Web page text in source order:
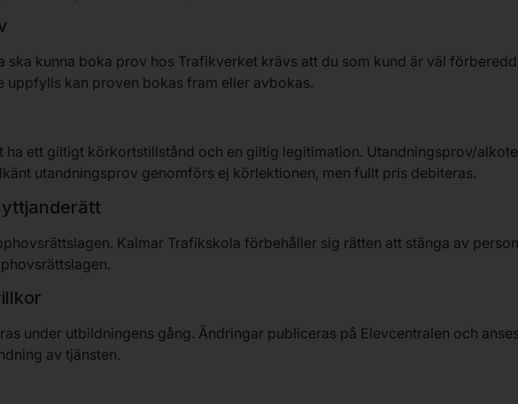
ska kunna boka prov hos Trafikverket krävs att du som kund är väl
uppfylls kan proven bokas fram eller avbokas.
ha ett giltigt körkortstillstånd och en giltig legitimation. Utandningsprov/
utandningsprov genomförs ej körlektionen, men fullt pris debiteras.
Kalmar Trafikskola förbehåller sig rätten att stänga av
under utbildningens gång. Ändringar publiceras på Elevcentralen och
av tjänsten.